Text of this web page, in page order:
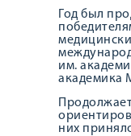
Год был
им.
академика
них